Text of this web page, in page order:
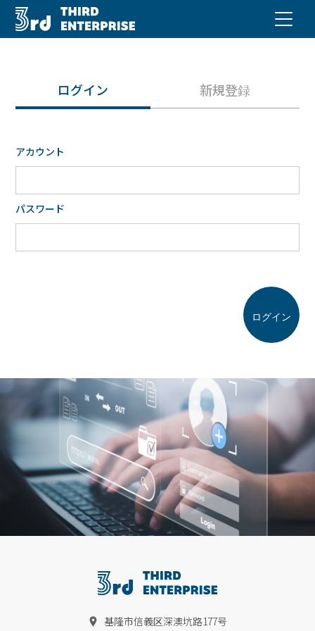
ログイン 新規登録
アカウント
パスワード
ログイン
基隆市信義区深澳坑路177号